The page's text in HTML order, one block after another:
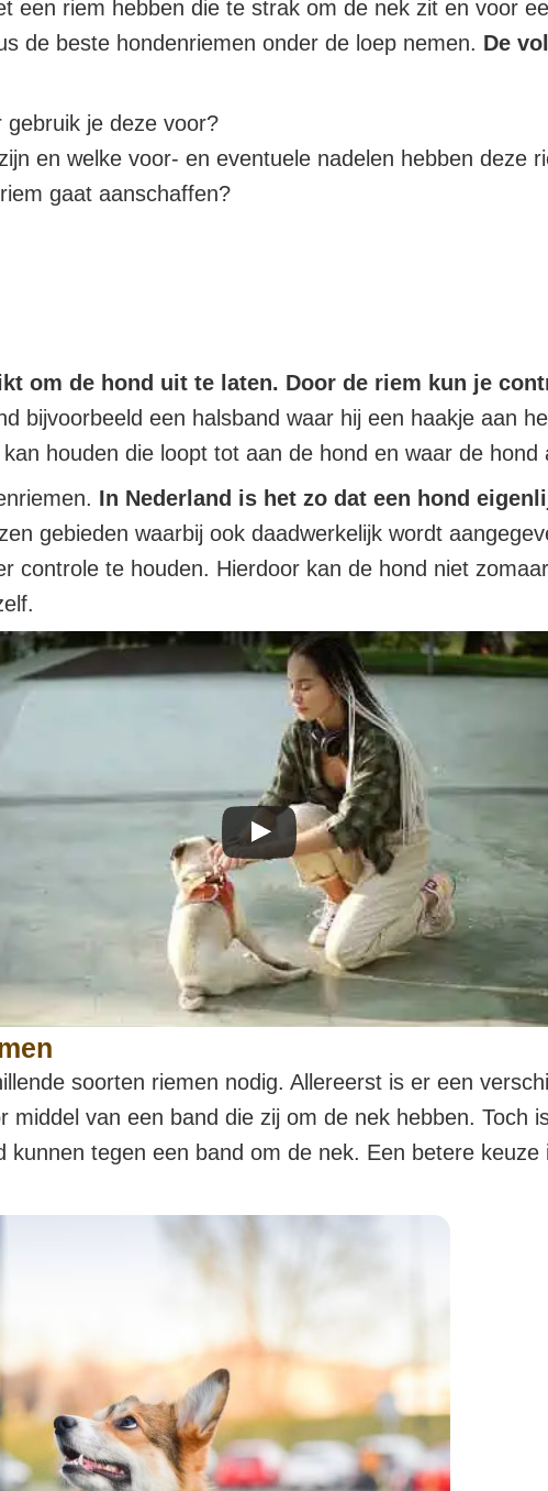
een riem hebben die te strak om de nek zit en voor
de beste hondenriemen onder de loep nemen. De
je deze voor?
en welke voor- en eventuele nadelen hebben deze
gaat aanschaffen?
om de hond uit te laten. Door de riem kun je
bijvoorbeeld een halsband waar hij een haakje aan
houden die loopt tot aan de hond en waar de hond
In Nederland is het zo dat een hond
gebieden waarbij ook daadwerkelijk wordt
controle te houden. Hierdoor kan de hond niet
soorten riemen nodig. Allereerst is er een
van een band die zij om de nek hebben. Toch
kunnen tegen een band om de nek. Een betere